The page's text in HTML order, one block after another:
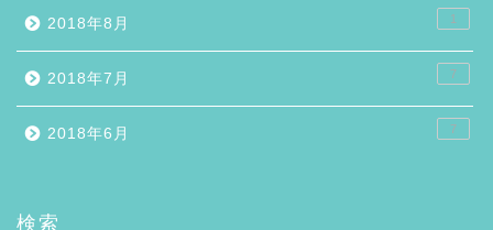
2018年8月 1
2018年7月 7
2018年6月 7
検索